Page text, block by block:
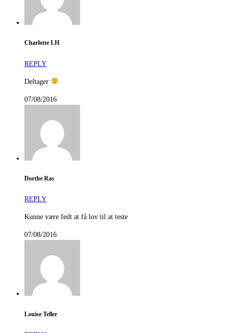
Charlotte LH
REPLY
Deltager
07/08/2016
Dorthe Ras
REPLY
Kunne være fedt at få lov til at teste
07/08/2016
Louise Teller